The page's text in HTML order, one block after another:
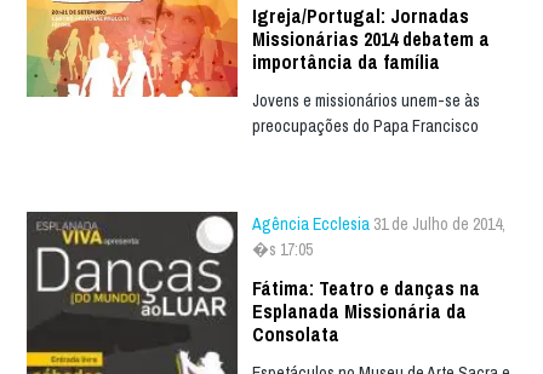
Igreja/Portugal: Jornadas
Missionárias 2014 debatem a
importância da família
Jovens e missionários unem-se às
preocupações do Papa Francisco
Agência Ecclesia 31 de Julho de 2014,
�s 17:05
Fátima: Teatro e danças na
Esplanada Missionária da
Consolata